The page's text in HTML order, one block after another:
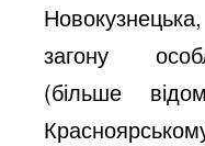
загону
(більше